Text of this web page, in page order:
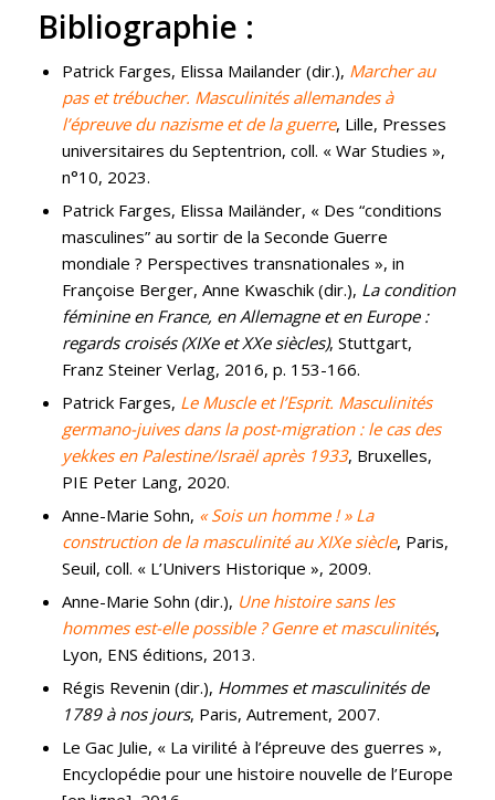
Bibliographie :
Patrick Farges, Elissa Mailander (dir.), Marcher au
pas et trébucher. Masculinités allemandes à
l’épreuve du nazisme et de la guerre, Lille, Presses
universitaires du Septentrion, coll. « War Studies »,
n°10, 2023.
Patrick Farges, Elissa Mailänder, « Des “conditions
masculines” au sortir de la Seconde Guerre
mondiale ? Perspectives transnationales », in
Françoise Berger, Anne Kwaschik (dir.), La condition
féminine en France, en Allemagne et en Europe :
regards croisés (XIXe et XXe siècles), Stuttgart,
Franz Steiner Verlag, 2016, p. 153-166.
Patrick Farges, Le Muscle et l’Esprit. Masculinités
germano-juives dans la post-migration : le cas des
yekkes en Palestine/Israël après 1933, Bruxelles,
PIE Peter Lang, 2020.
Anne-Marie Sohn, « Sois un homme ! » La
construction de la masculinité au XIXe siècle, Paris,
Seuil, coll. « L’Univers Historique », 2009.
Anne-Marie Sohn (dir.), Une histoire sans les
hommes est-elle possible ? Genre et masculinités,
Lyon, ENS éditions, 2013.
Régis Revenin (dir.), Hommes et masculinités de
1789 à nos jours, Paris, Autrement, 2007.
Le Gac Julie, « La virilité à l’épreuve des guerres »,
Encyclopédie pour une histoire nouvelle de l’Europe